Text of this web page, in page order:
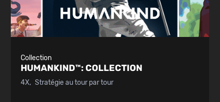
Collection
HUMANKIND™:COLLECTION
4X Stratégie au tour par tour